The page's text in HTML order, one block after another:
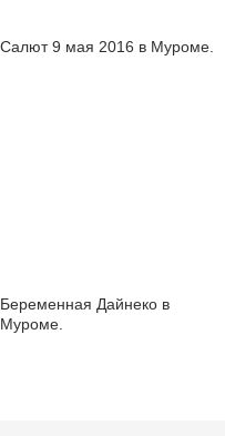
Салют 9 мая 2016 в Муроме.
Беременная Дайнеко в
Муроме.